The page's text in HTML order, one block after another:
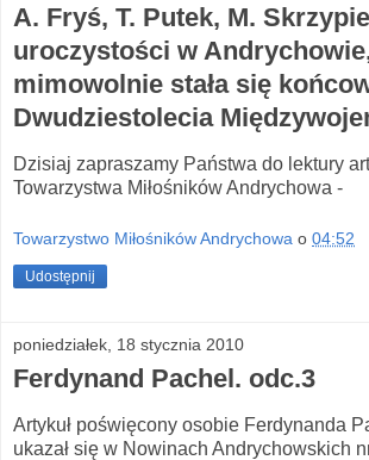
A. Fryś, T. Putek, M.
uroczystości w
mimowolnie stała się
Dwudziestolecia
Dzisiaj zapraszamy Państwa do lektury
Towarzystwa Miłośników Andrychowa -
Towarzystwo Miłośników Andrychowa o 04:52
Udostępnij
poniedziałek, 18 stycznia 2010
Ferdynand Pachel. odc.3
Artykuł poświęcony osobie Ferdynanda
ukazał się w Nowinach Andrychowskich